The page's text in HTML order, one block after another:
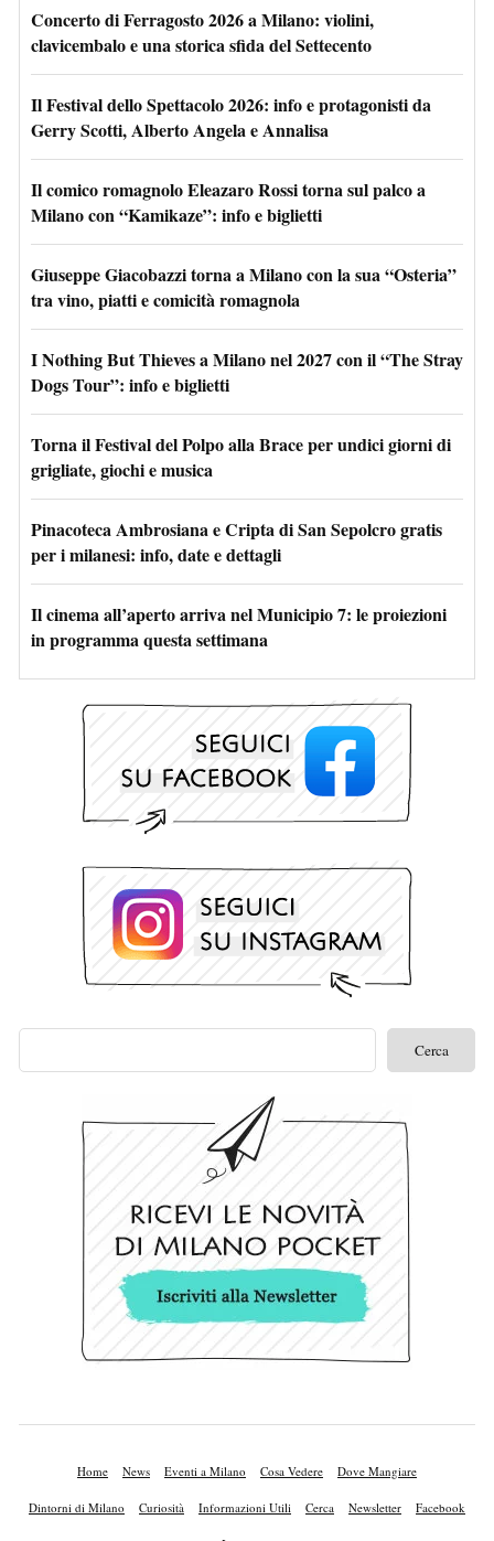
Concerto di Ferragosto 2026 a Milano: violini,
clavicembalo e una storica sfida del Settecento
Il Festival dello Spettacolo 2026: info e protagonisti da
Gerry Scotti, Alberto Angela e Annalisa
Il comico romagnolo Eleazaro Rossi torna sul palco a
Milano con “Kamikaze”: info e biglietti
Giuseppe Giacobazzi torna a Milano con la sua “Osteria”
tra vino, piatti e comicità romagnola
I Nothing But Thieves a Milano nel 2027 con il “The Stray
Dogs Tour”: info e biglietti
Torna il Festival del Polpo alla Brace per undici giorni di
grigliate, giochi e musica
Pinacoteca Ambrosiana e Cripta di San Sepolcro gratis
per i milanesi: info, date e dettagli
Il cinema all’aperto arriva nel Municipio 7: le proiezioni
in programma questa settimana
Home News Eventi a Milano Cosa Vedere Dove Mangiare
Dintorni di Milano Curiosità Informazioni Utili Cerca Newsletter Facebook